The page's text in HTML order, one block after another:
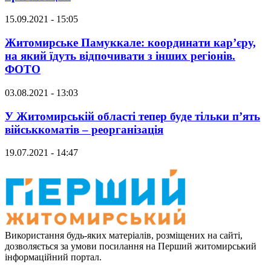
15.09.2021 - 15:05
Житомирське Памуккале: координати кар’єру,
на який їдуть відпочивати з інших регіонів.
ФОТО
03.08.2021 - 13:03
У Житомирській області тепер буде тільки п’ять
військкоматів – реорганізація
19.07.2021 - 14:47
Використання будь-яких матеріалів, розміщених на сайті,
дозволяється за умови посилання на Перший житомирський
інформаційний портал.